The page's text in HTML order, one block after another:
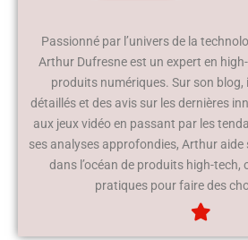
Passionné par l’univers de la
Arthur Dufresne est un expert en
produits numériques. Sur son
détaillés et des avis sur les dernières
aux jeux vidéo en passant par les
ses analyses approfondies, Arthur aide
dans l’océan de produits high-
pratiques pour faire des